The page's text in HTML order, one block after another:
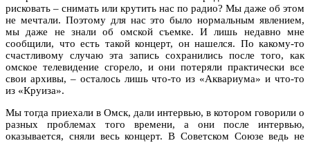
рисковать – снимать или крутить нас по радио? Мы даже об этом
не мечтали. Поэтому для нас это было нормальным явлением,
мы даже не знали об омской съемке. И лишь недавно мне
сообщили, что есть такой концерт, он нашелся. По какому-то
счастливому случаю эта запись сохранились после того, как
омское телевидение сгорело, и они потеряли практически все
свои архивы, – осталось лишь что-то из «Аквариума» и что-то
из «Круиза».
Мы тогда приехали в Омск, дали интервью, в котором говорили о
разных проблемах того времени, а они после интервью,
оказывается, сняли весь концерт. В Советском Союзе ведь не